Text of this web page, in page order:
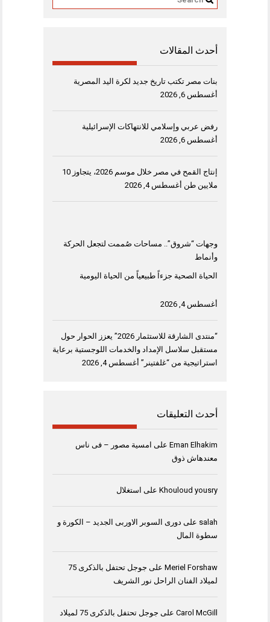
أحدث المقالات
بنات مصر تكتب تاريخ جديد لكرة اليد المصرية
أغسطس 6, 2026
رفض عربي وإسلامي للانتهاكات الإسرائيلية
أغسطس 6, 2026
إنتاج القمح في مصر خلال موسم 2026، يتجاوز 10
ملايين طن أغسطس 4, 2026
وجهات “شروق”.. مساحات صُممت لتجعل الحركة
وأنماط
الحياة الصحية جزءاً طبيعياً من الحياة اليومية
أغسطس 4, 2026
“منتدى الشارقة للاستثمار 2026” يعزز الحوار حول
مستقبل سلاسل الإمداد والخدمات اللوجستية برعاية
استراتيجية من “غلفتينر” أغسطس 4, 2026
أحدث التعليقات
Eman Elhakim على امسية مصور – فى ناس
معندهاش ذوق
Khouloud yousry على استغلال
salah على دورى السوبر الاوربى الجديد – الكورة و
سطوة المال
Meriel Forshaw على
جوجل تحتفل بالذكرى 75
لميلاد الفنان الراحل نور الشريف
Carol McGill على
جوجل تحتفل بالذكرى 75 لميلاد